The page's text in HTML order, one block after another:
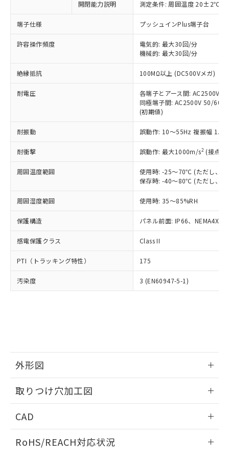
開閉能力説明 測定条件: 周囲温度 20±2℃、
端子仕様 プッシュインPlus端子台
許容操作頻度
電気的: 最大30回/分
機械的: 最大30回/分
絶縁抵抗 100MΩ以上 (DC500Vメガ)
耐電圧
各端子とアース間: AC2500V
同極端子間: AC2500V 50/
(初期値)
耐振動 誤動作: 10～55Hz 複振幅
耐衝撃 誤動作: 最大1000m/s2 (接点
周囲温度範囲
使用時: -25～70℃ (ただし、氷
保存時: -40～80℃ (ただし、氷
周囲湿度範囲 使用時: 35～85%RH
保護構造 パネル前面: IP66、NEMA4X,
感電保護クラス Class II
PTI（トラッキング特性） 175
汚染度 3 (EN60947-5-1)
外形図
取りつけ穴加工図
CAD
ドすることができます。
RoHS/REACH対応状況
以下の条件をお読みいただき、同意のうえ
ご利用ください。
本サービスは、当社制御機器事業取扱
商品の当社在庫状況および標準価格
(税抜)を提供させていただくもので
当社制御機器事業取扱商品の中には、
本サービスの対象外となる商品もある
ことをご了承ください。
在庫状況および標準価格照会結果は、
記載している更新日時点での社内デー
タに基づき作成されるものであり、閲
覧された時点での実際の在庫および標
準価格とは異なる場合があることをご
正式な納期状況および標準価格はお客
様のお取引先、またはお客様担当のオ
ムロン制御機器販売店・当社販売員に
オムロン制御機器販売店や当社販売拠
点は「
販売ネットワーク
」をご確認
在庫状況および標準価格結果を当社の
事前の承諾なく第三者に漏洩または開
示しないようお願いします。
マイパーツ機能（部品リスト作成サー
および当社の共同利用者が、当社の製
引・商談に必要な範囲で利用すること
をご了承ください。
※当社の共同利用者とは、
指します。
対応予定なし：EU RoHS指令（10物質）の
非含有に非対応の商品で、対応品を出す予
定はありません。
非含有の対応状況を調査中または確認中の
非該当品：ライセンス料など無形物で、有
害物質有無と関係のない商品です。
仕入先様の事情により、非含有部品として
いたものが、含有品と判明した場合などや
むを得ず変更することがあります。
鉛(Pb) 1000ppm以下、 水銀(Hg) 1000ppm以下、 カド
(PBDE) 1000ppm以下、フタル酸ビス(2-エチルヘキシ
ル) (DEHP)(別名：DOP) 1000ppm以下、フタル酸ブチ
ルベンジル（BBP） 1000ppm以下、フタル酸ジブチル
（DBP） 1000ppm以下、フタル酸ジイソブチル
(DIBP) 1000ppm以下
但し、RoHS指令で産業用監視および制御機器に対する
適用除外項目は除く。
※2 対応予定月
部品在庫の切り替え状況などにより、予定
下記の非含有証明書をダウンロードするこ
とができます。
EU RoHS指令（10物質）の非含有証明書
51物質の非含有証明書（当社基準）
るもので、過去に遡って非含有を証明する
ものではありません。
また、RoHS指令のフタル酸エステル類４
※1 中国RoHS○×表
「○」：最大均質材料含有率が中国RoHSの
基準値以下であることを示します。
「×」：最大均質材料含有率が中国RoHSの
基準値を超えていることを示します。
「－」：未確認です。当社販売部門へお問
*中国RoHS10物質の基準値 (GB/T26572)：
Pb(鉛) :1000ppm、 Hg(水銀) : 1000ppm、 Cd(カドミウ
Cr(Ⅵ)(六価クロム) : 1000ppm、 PBBs(ポリ臭化ビフェ
ニル類) : 1000ppm、 PBDEs(ポリ臭化ジフェニルエーテ
DBP(フタル酸ジブチル) : 1000ppm、 DIBP(フタル酸ジ
イソブチル) : 1000ppm、 BBP(フタル酸ブチルベンジ
ル) : 1000ppm、
DEHP(フタル酸ビス(2-エチルヘキシル)) : 1000ppm
※2 環境保護使用期限
「ｅ」：有害物質（10物質）のすべてが基
「10」：通常の使用状況下において有害物
当社は、これら貴社製品のうち、外国
為替および外国貿易法に定める商品
（以下｢規制貨物等」という）を輸出
または国外への提供する場合は、日本
国政府の輸出許可(または役務取引許
当社は規制貨物を破棄する場合は、完
全に破砕するなど、違法に輸出されな
いよう必要な手段を講じます。
当社は貴社製品を、核兵器、ミサイ
ル、化学兵器、生物兵器またはその他
武器並びにこれらの製造装置等に一切
使用いたしません。
当社は、貴社製品を第三者に販売する
場合は、上記1、2および3の内容を当
該第三者に通知します。また当社は、
販売先および販売に係わる関係者が違
○ 一定数以上の在庫あり
△ 一定数には満たないが在庫あり
在庫なし(最新の在庫状況につ
たはお客様担当のオムロン制御
機器販売店・当社販売員にご確
空
受注生産機種、また在庫状況の